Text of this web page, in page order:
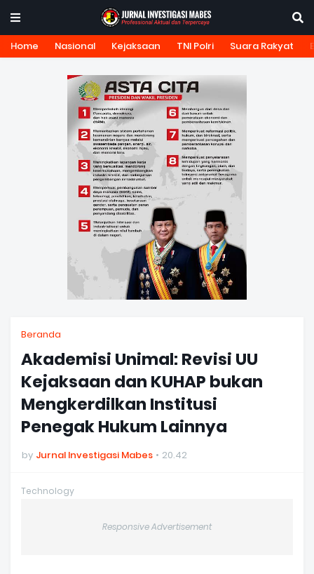
Home Nasional Kejaksaan TNI Polri Suara Rakyat
Beranda
Akademisi Unimal: Revisi UU
Kejaksaan dan KUHAP bukan
Mengkerdilkan Institusi
Penegak Hukum Lainnya
by Jurnal Investigasi Mabes 20.42
Technology
Responsive Advertisement